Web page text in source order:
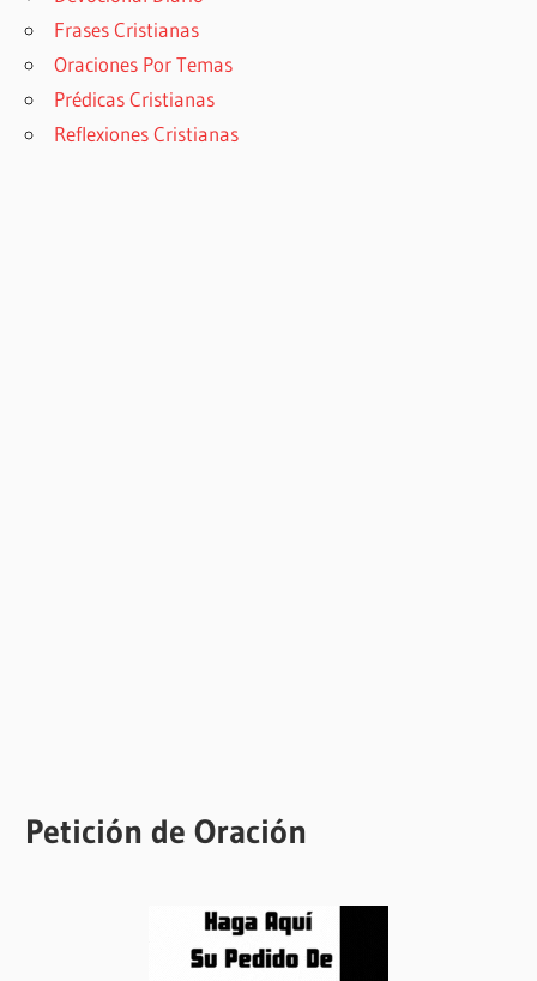
Frases Cristianas
Oraciones Por Temas
Prédicas Cristianas
Reflexiones Cristianas
Petición de Oración